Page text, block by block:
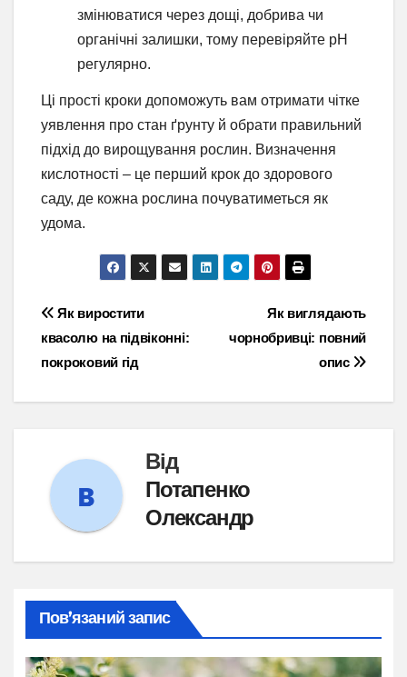
змінюватися через дощі, добрива чи
органічні залишки, тому перевіряйте pH
регулярно.
Ці прості кроки допоможуть вам отримати чітке
уявлення про стан ґрунту й обрати правильний
підхід до вирощування рослин. Визначення
кислотності – це перший крок до здорового
саду, де кожна рослина почуватиметься як
удома.
Навігація
записів
Як виглядають
чорнобривці: повний
опис
Як виростити
квасолю на підвіконні:
покроковий гід
Від
Потапенко
Олександр
Пов’язаний запис